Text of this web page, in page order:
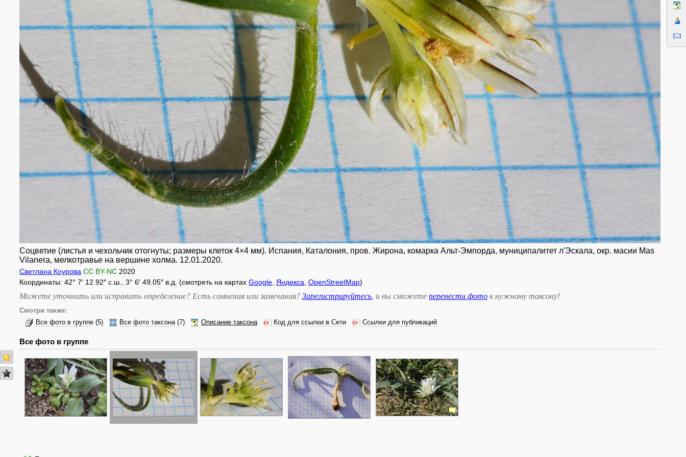
Соцветие (листья и чехольчик отогнуты; размеры клеток 4×4 мм). Испания, Каталония, пров. Жирона, комарка Альт-Эмпорда, муниципалитет л'Эскала, окр. масии Mas
Vilanera, мелкотравье на вершине холма. 12.01.2020.
Светлана Коурова CC BY-NC 2020
Координаты: 42° 7′ 12.92″ с.ш., 3° 6′ 49.05″ в.д. (смотреть на картах Google Яндекса OpenStreetMap)
Можете уточнить или исправить определение? Есть сомнения или замечания? Зарегистрируйтесь , и вы сможете перенести фото к нужному таксону!
Смотри также:
Все фото в группе (5) Все фото таксона(7) Описание таксона Код для ссылки в Сети Ссылки для публикаций
Все фото в группе